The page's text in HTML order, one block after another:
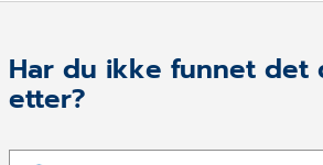
Har du ikke funnet det
etter?